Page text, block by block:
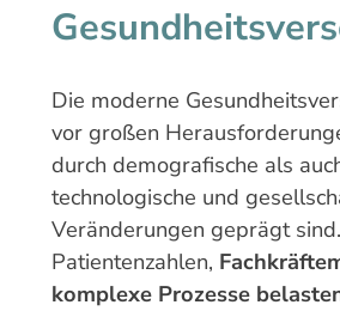
Die moderne
vor großen
durch demografische als
technologische und
Veränderungen geprägt
Patientenzahlen,
komplexe Prozesse